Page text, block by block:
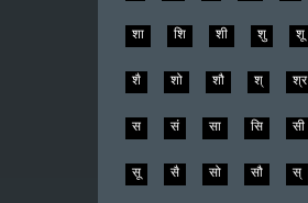
शा शि शी शु शू
शै शो शौ श् श्र
स सं सा सि सी
सू सै सो सौ स्